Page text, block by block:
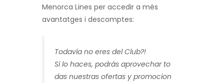
Menorca Lines per accedir a més
avantatges i descomptes:
Todavía no eres del Club?!
Silo haces, podrás aprovechar to
das nuestras ofertas y promocion